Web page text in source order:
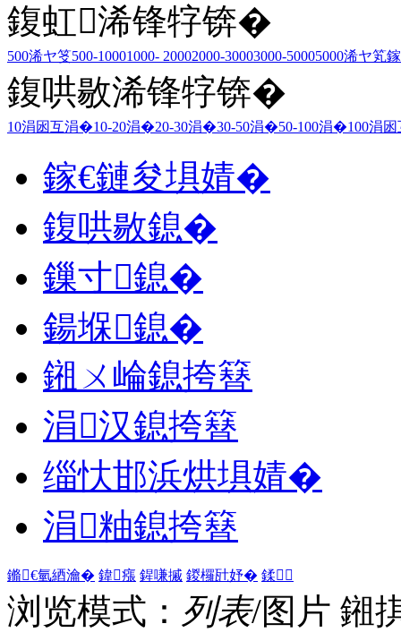
鍑虹浠锋牸锛�
500浠ヤ笅500-10001000- 20002000-30003000-50005000浠ヤ笂
鍑哄敭浠锋牸锛�
10涓囦互涓�10-20涓�20-30涓�30-50涓�50-100涓�100涓
鎵€鏈夋埧婧�
鍑哄敭鎴�
鏁寸鎴�
鍚堢鎴�
鎺ㄨ崘鎴挎簮
涓汉鎴挎簮
缁忕邯浜烘埧婧�
涓粙鎴挎簮
鏅€氫綇瀹� 鍏瘬 鍟嗛摵 鍐欏瓧妤� 鍒
浏览模式： 列表/图片 鎺